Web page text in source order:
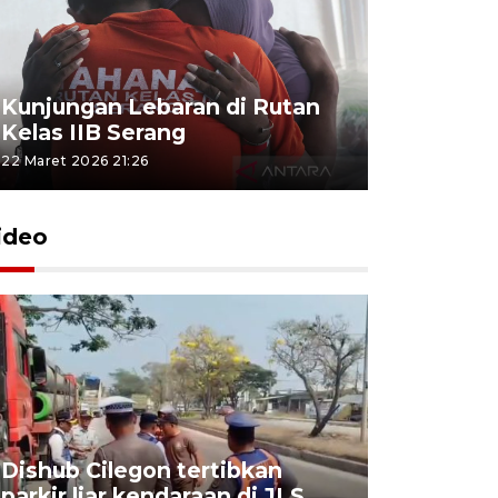
Kunjungan Lebaran di Rutan
Kelas IIB Serang
22 Maret 2026 21:26
Dishub Cilegon tertibkan